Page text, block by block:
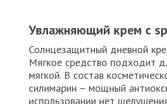
Увлажняющий крем с
Солнцезащитный дневной
Мягкое средство подходит
мягкой. В состав
силимарин – мощный
использовании нет